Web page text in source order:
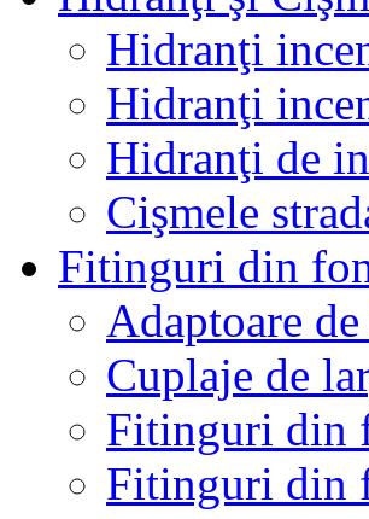
Hidranţi
Hidranţi
Hidranţi de
Cişmele
Fitinguri din
Adaptoare
Cuplaje de
Fitinguri din
Fitinguri din